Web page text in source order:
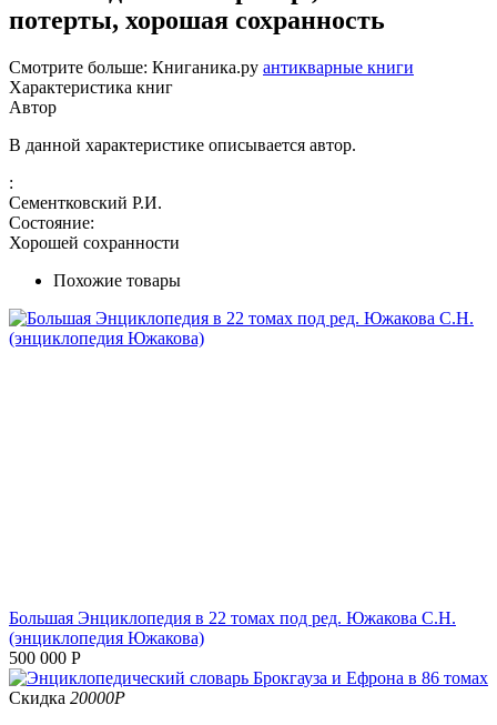
потерты, хорошая сохранность
Смотрите больше: Книганика.ру антикварные книги
Характеристика книг
Автор
В данной характеристике описывается автор.
:
Сементковский Р.И.
Состояние:
Хорошей сохранности
Похожие товары
Большая Энциклопедия в 22 томах под ред. Южакова С.Н.
(энциклопедия Южакова)
500 000 Р
Скидка 20000Р